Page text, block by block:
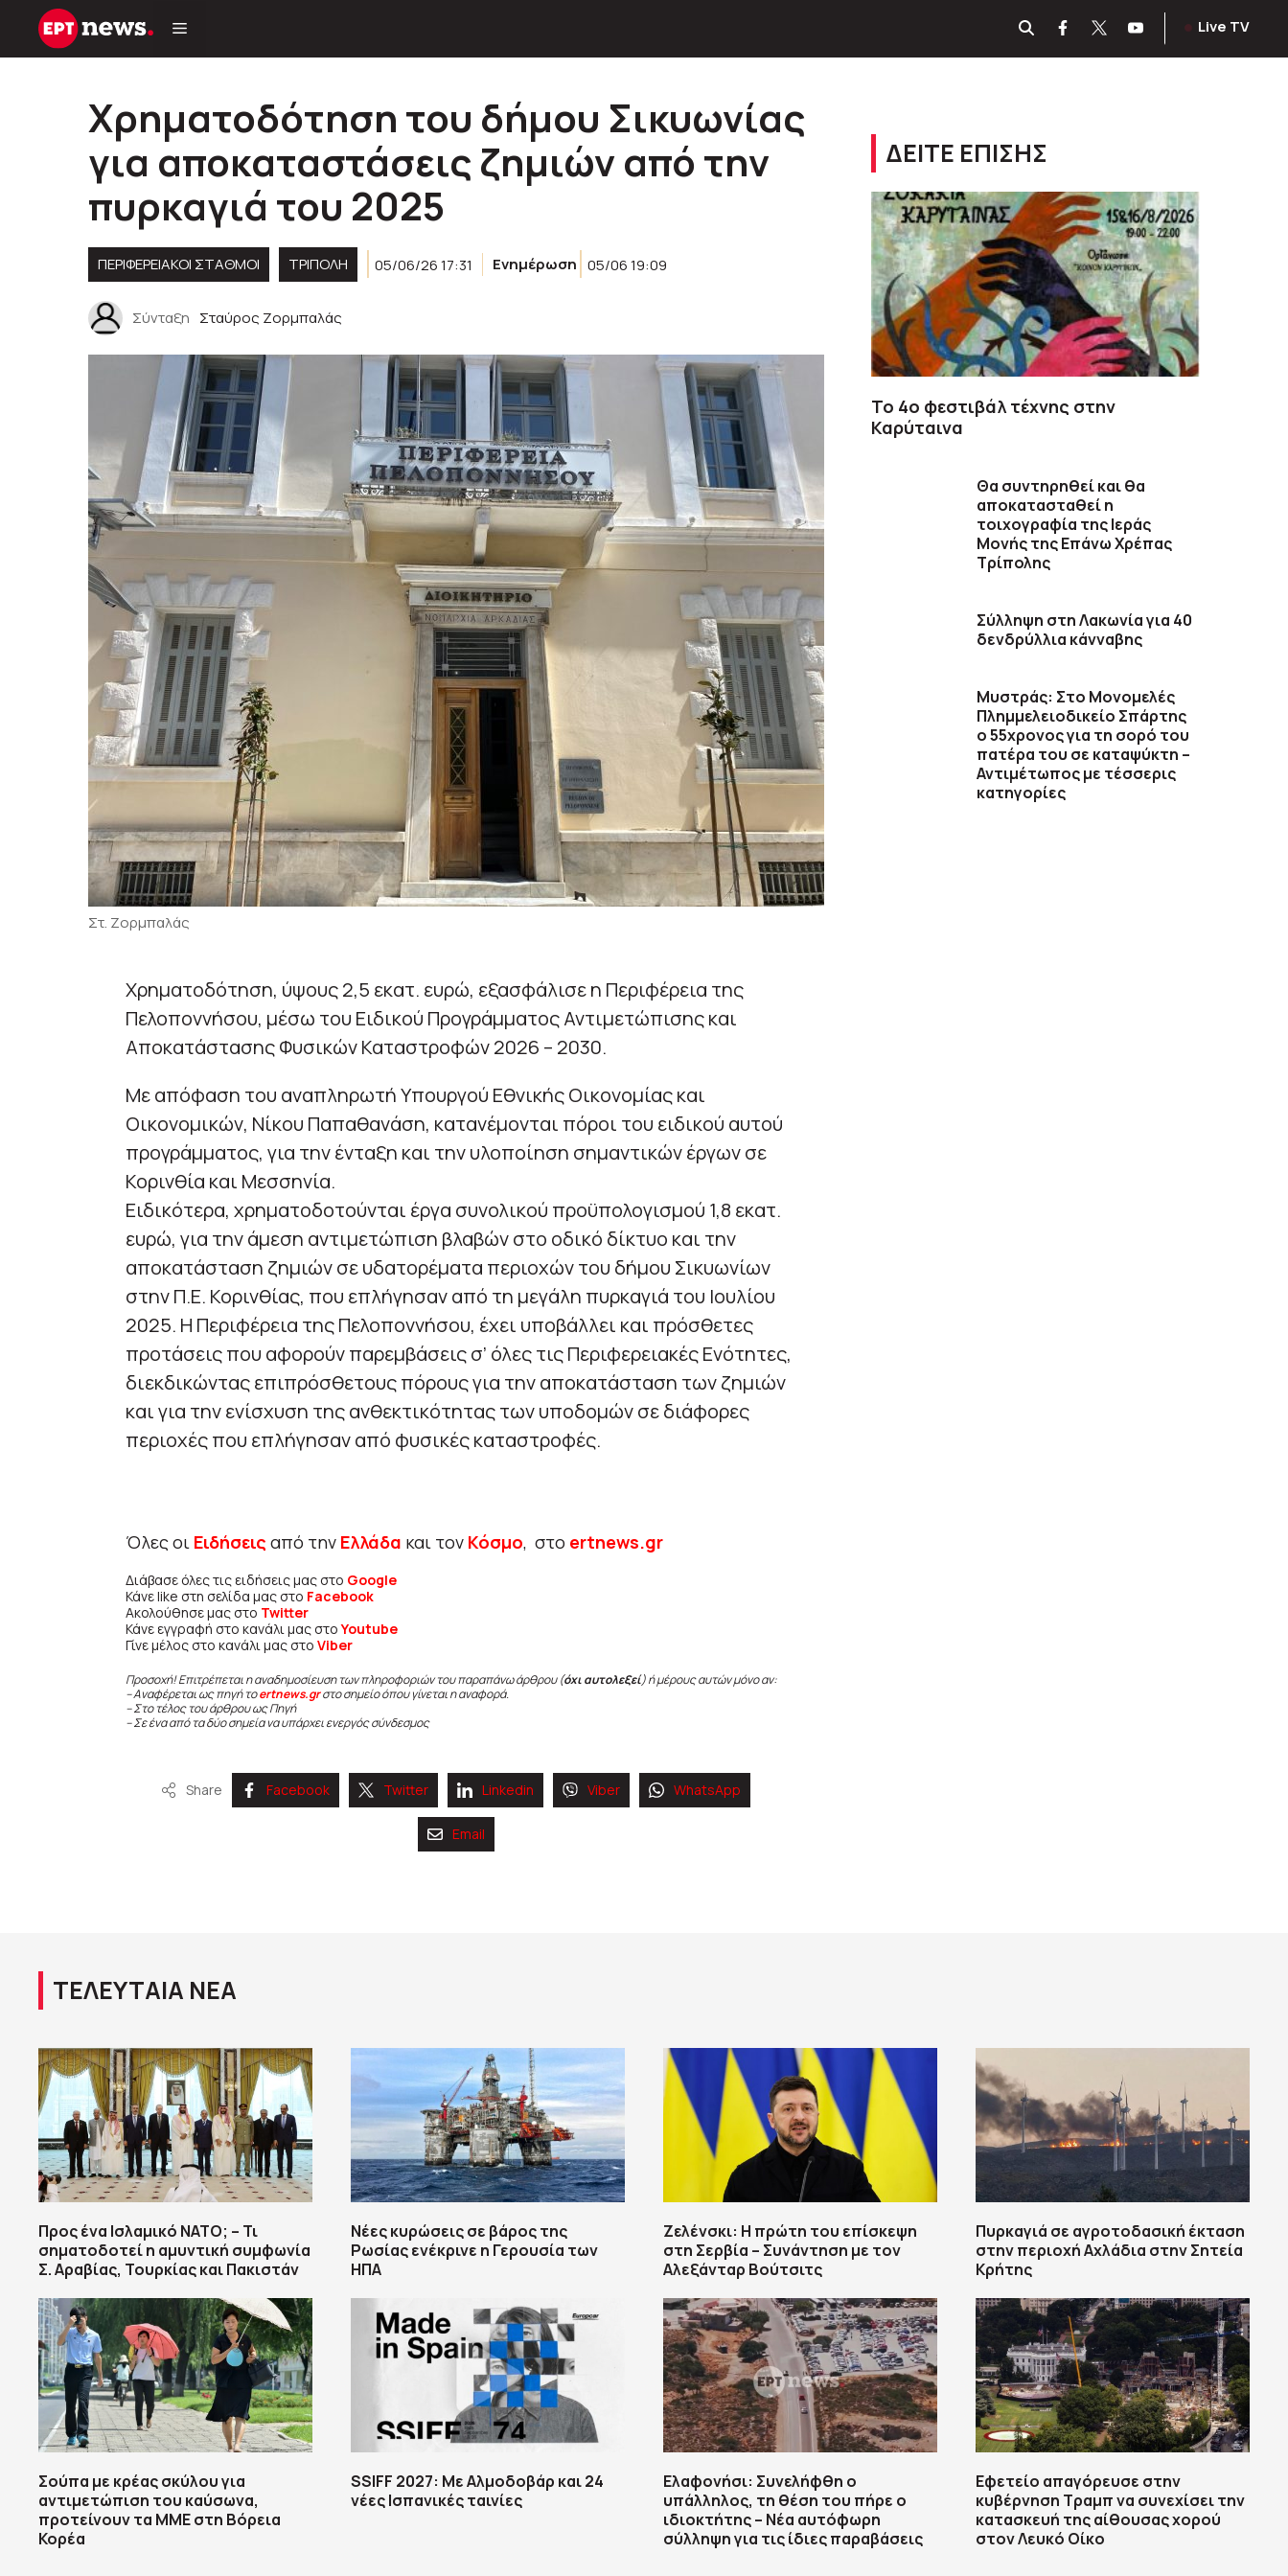
Μετάβαση
Live TV
Χρηματοδότηση του δήμου Σικυωνίας
για αποκαταστάσεις ζημιών από την
πυρκαγιά του 2025
ΠΕΡΙΦΕΡΕΙΑΚΟΊ ΣΤΑΘΜΟΊ ΤΡΙΠΟΛΗ 05/06/26 17:31 Ενημέρωση 05/06 19:09
Σύνταξη Σταύρος Ζορμπαλάς
Στ. Ζορμπαλάς
Χρηματοδότηση, ύψους 2,5 εκατ. ευρώ, εξασφάλισε η Περιφέρεια της
Πελοποννήσου, μέσω του Ειδικού Προγράμματος Αντιμετώπισης και
Αποκατάστασης Φυσικών Καταστροφών 2026 – 2030.
Με απόφαση του αναπληρωτή Υπουργού Εθνικής Οικονομίας και
Οικονομικών, Νίκου Παπαθανάση, κατανέμονται πόροι του ειδικού αυτού
προγράμματος, για την ένταξη και την υλοποίηση σημαντικών έργων σε
Κορινθία και Μεσσηνία.
Ειδικότερα, χρηματοδοτούνται έργα συνολικού προϋπολογισμού 1,8 εκατ.
ευρώ, για την άμεση αντιμετώπιση βλαβών στο οδικό δίκτυο και την
αποκατάσταση ζημιών σε υδατορέματα περιοχών του δήμου Σικυωνίων
στην Π.Ε. Κορινθίας, που επλήγησαν από τη μεγάλη πυρκαγιά του Ιουλίου
2025. Η Περιφέρεια της Πελοποννήσου, έχει υποβάλλει και πρόσθετες
προτάσεις που αφορούν παρεμβάσεις σ’ όλες τις Περιφερειακές Ενότητες,
διεκδικώντας επιπρόσθετους πόρους για την αποκατάσταση των ζημιών
και για την ενίσχυση της ανθεκτικότητας των υποδομών σε διάφορες
περιοχές που επλήγησαν από φυσικές καταστροφές.
Όλες οι Ειδήσεις από την Ελλάδα και τον Κόσμο, στο ertnews.gr
Διάβασε όλες τις ειδήσεις μας στο Google
Κάνε like στη σελίδα μας στο Facebook
Ακολούθησε μας στο Twitter
Κάνε εγγραφή στο κανάλι μας στοYoutube
Γίνε μέλος στο κανάλι μας στο Viber
Προσοχή! Επιτρέπεται η αναδημοσίευση των πληροφοριών του παραπάνω άρθρου (όχι αυτολεξεί) ή μέρους αυτών μόνο αν:
– Αναφέρεται ως πηγή τοertnews.gr στο σημείο όπου γίνεται η αναφορά.
– Στο τέλος του άρθρου ως Πηγή
– Σε ένα από τα δύο σημεία να υπάρχει ενεργός σύνδεσμος
Share Facebook Twitter Linkedin Viber WhatsApp
Email
ΔΕΙΤΕ ΕΠΙΣΗΣ
To 4ο φεστιβάλ τέχνης στην
Καρύταινα
Θα συντηρηθεί και θα
αποκατασταθεί η
τοιχογραφία της Ιεράς
Μονής της Επάνω Χρέπας
Τρίπολης
Σύλληψη στη Λακωνία για 40
δενδρύλλια κάνναβης
Μυστράς: Στο Μονομελές
Πλημμελειοδικείο Σπάρτης
ο 55χρονος για τη σορό του
πατέρα του σε καταψύκτη –
Αντιμέτωπος με τέσσερις
κατηγορίες
ΤΕΛΕΥΤΑΙΑ ΝΕΑ
Προς ένα Ισλαμικό ΝΑΤΟ; – Τι
σηματοδοτεί η αμυντική συμφωνία
Σ. Αραβίας, Τουρκίας και Πακιστάν
Σούπα με κρέας σκύλου για
αντιμετώπιση του καύσωνα,
προτείνουν τα ΜΜΕ στη Βόρεια
Κορέα
Νέες κυρώσεις σε βάρος της
Ρωσίας ενέκρινε η Γερουσία των
ΗΠΑ
SSIFF 2027: Με Αλμοδοβάρ και 24
νέες Ισπανικές ταινίες
Ζελένσκι: Η πρώτη του επίσκεψη
στη Σερβία – Συνάντηση με τον
Αλεξάνταρ Βούτσιτς
Ελαφονήσι: Συνελήφθη ο
υπάλληλος, τη θέση του πήρε ο
ιδιοκτήτης – Νέα αυτόφωρη
σύλληψη για τις ίδιες παραβάσεις
Πυρκαγιά σε αγροτοδασική έκταση
στην περιοχή Αχλάδια στην Σητεία
Κρήτης
Εφετείο απαγόρευσε στην
κυβέρνηση Τραμπ να συνεχίσει την
κατασκευή της αίθουσας χορού
στον Λευκό Οίκο